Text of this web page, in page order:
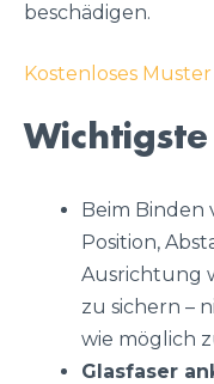
beschädigen.
Kostenloses Muster
Beim Binden
Position,
Ausrichtung
zu sichern –
wie möglich
Glasfaser